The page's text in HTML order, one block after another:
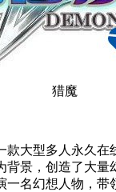
猎魔
大型多人永久在
背景，创造了大量
一名幻想人物，带